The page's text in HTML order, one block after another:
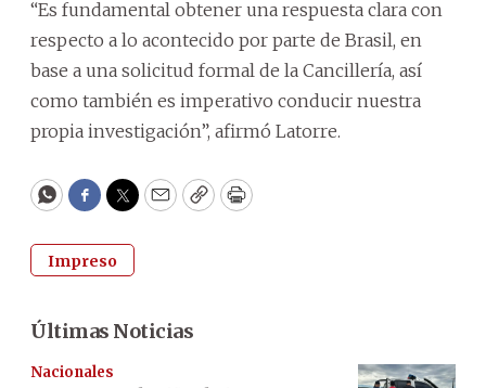
“Es fundamental obtener una respuesta clara con
respecto a lo acontecido por parte de Brasil, en
base a una solicitud formal de la Cancillería, así
como también es imperativo conducir nuestra
propia investigación”, afirmó Latorre.
WhatsApp
Facebook
Twitter
EmailCopyPrint
Impreso
Últimas Noticias
Nacionales